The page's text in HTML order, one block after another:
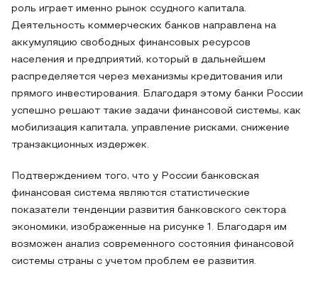
роль играет именно рынок ссудного капитала.
Деятельность коммерческих банков направлена на
аккумуляцию свободных финансовых ресурсов
населения и предприятий, который в дальнейшем
распределяется через механизмы кредитования или
прямого инвестирования. Благодаря этому банки России
успешно решают такие задачи финансовой системы, как
мобилизация капитала, управление рисками, снижение
транзакционных издержек.
Подтверждением того, что у России банковская
финансовая система являются статистические
показатели тенденции развития банковского сектора
экономики, изображенные на рисунке 1. Благодаря им
возможен анализ современного состояния финансовой
системы страны с учетом проблем ее развития.